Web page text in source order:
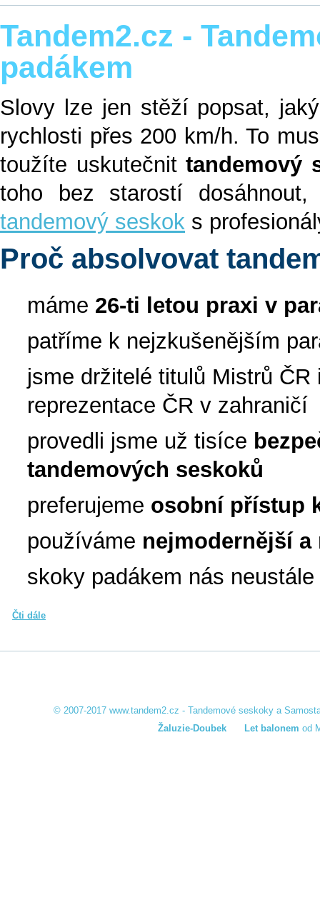
Tandem2.cz -
padákem
Slovy lze jen stěží popsat,
rychlosti přes 200 km/h. To
toužíte uskutečnittandemový
toho bez starostí
tandemový seskok s
Proč absolvovat
máme 26-ti letou praxi v
patříme k nejzkušenějším
jsme držitelé titulů Mistrů
reprezentace ČR v zahraničí
provedli jsme už tisíce
tandemových seskoků
preferujeme osobní přístup
používáme nejmodernější
skoky padákem nás
Čti dále
© 2007-2017 www.tandem2.cz - Tandemové seskoky a
Žaluzie-Doubek
Let balonem od